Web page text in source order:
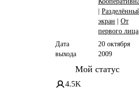
|
экран | От
первого лица
Дата
выхода
20 октября
2009
Мой статус
4.5K